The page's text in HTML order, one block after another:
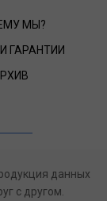
МЫ?
ГАРАНТИИ
данных
с другом.